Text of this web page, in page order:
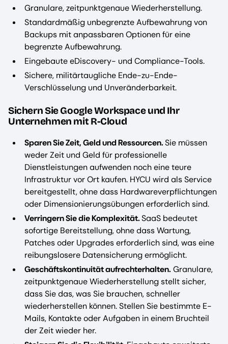
Granulare, zeitpunktgenaue Wiederherstellung.
Standardmäßig unbegrenzte Aufbewahrung von
Backups mit anpassbaren Optionen für eine
begrenzte Aufbewahrung.
Eingebaute eDiscovery- und Compliance-Tools.
Sichere, militärtaugliche Ende-zu-Ende-
Verschlüsselung und Unveränderbarkeit.
Sichern Sie Google Workspace und Ihr
Unternehmen mit R-Cloud
Sparen Sie Zeit, Geld und Ressourcen.Sie müssen
weder Zeit und Geld für professionelle
Dienstleistungen aufwenden noch eine teure
Infrastruktur vor Ort kaufen. HYCU wird als Service
bereitgestellt, ohne dass Hardwareverpflichtungen
oder Dimensionierungsübungen erforderlich sind.
Verringern Sie die Komplexität.SaaS bedeutet
sofortige Bereitstellung, ohne dass Wartung,
Patches oder Upgrades erforderlich sind, was eine
reibungslosere Datensicherung ermöglicht.
Geschäftskontinuität aufrechterhalten.Granulare,
zeitpunktgenaue Wiederherstellung stellt sicher,
dass Sie das, was Sie brauchen, schneller
wiederherstellen können. Stellen Sie bestimmte E-
Mails, Kontakte oder Aufgaben in einem Bruchteil
der Zeit wieder her.